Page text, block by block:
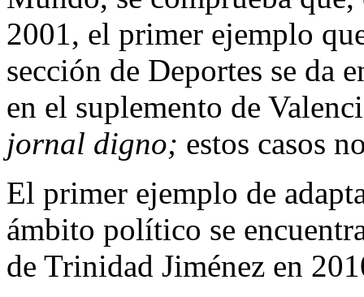
2001, el primer ejemplo
sección de Deportes se da
en el suplemento de
jornal digno; estos casos
El primer ejemplo de
ámbito político se
de Trinidad Jiménez en